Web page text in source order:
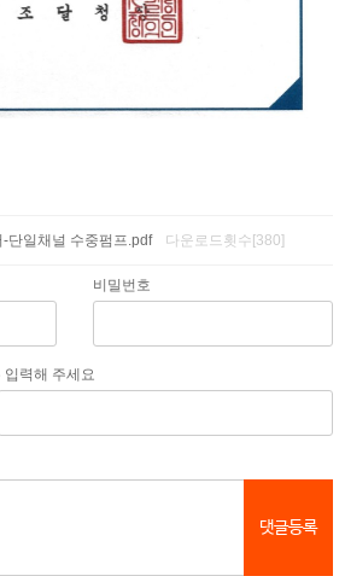
단일채널 수중펌프.pdf 다운로드횟수[380]
비밀번호
력해 주세요
댓글등록